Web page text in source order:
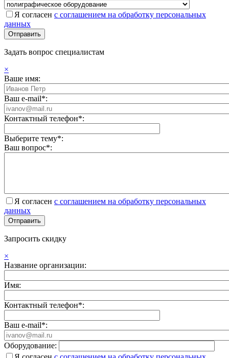
Я согласен с соглашением на обработку персональных
данных
Задать вопрос специалистам
×
Ваше имя:
Ваш e-mail*:
Контактный телефон*:
Выберите тему*:
Ваш вопрос*:
Я согласен с соглашением на обработку персональных
данных
Запросить скидку
×
Название организации:
Имя:
Контактный телефон*:
Ваш e-mail*:
Оборудование: